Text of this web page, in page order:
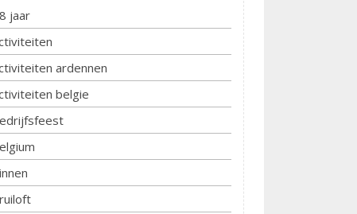
jaar
ardennen
belgie